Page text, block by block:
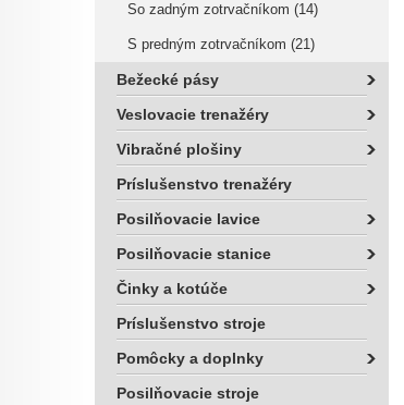
So zadným zotrvačníkom (14)
S predným zotrvačníkom (21)
Bežecké pásy
Veslovacie trenažéry
Vibračné plošiny
Príslušenstvo trenažéry
Posilňovacie lavice
Posilňovacie stanice
Činky a kotúče
Príslušenstvo stroje
Pomôcky a doplnky
Posilňovacie stroje